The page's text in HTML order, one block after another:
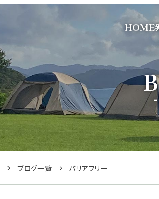
HOME
ブログ一覧 バリアフリー